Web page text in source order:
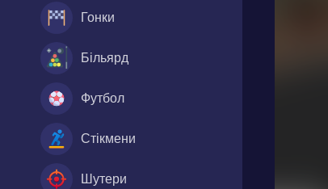
Гонки
Більярд
Футбол
Стікмени
Шутери